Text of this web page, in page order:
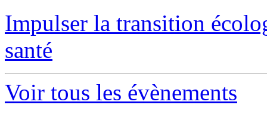
Impulser la transition
santé
Voir tous les évènements